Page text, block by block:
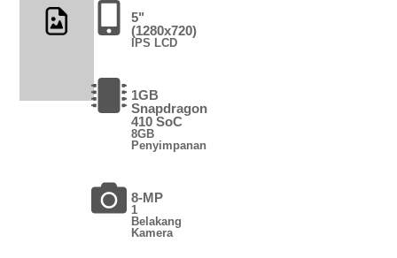
5"
(1280x720)
IPS LCD
1GB
Snapdragon
410 SoC
8GB
Penyimpanan
8-MP
1
Belakang
Kamera